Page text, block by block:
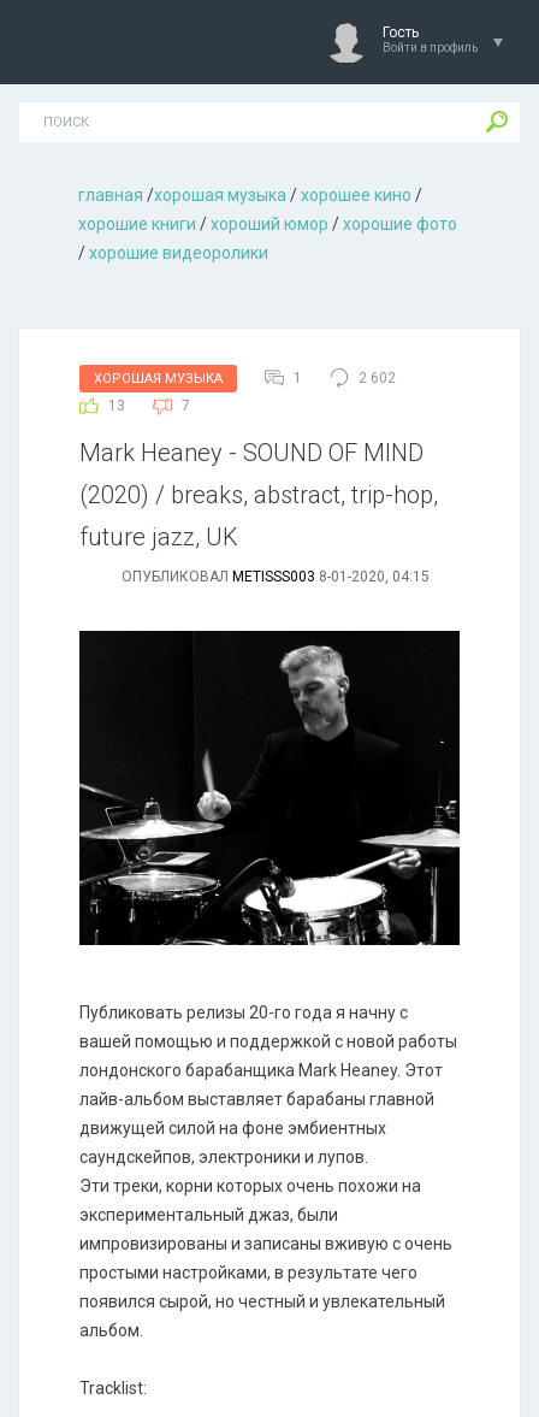
Гость
Войти в профиль
главная /хорошая музыкa /хорошее кино /
хорошие книги /хороший юмор /хорошие фото
/хорошие видеоролики
ХОРОШАЯ МУЗЫКА 1
2 602
13
7
Mark Heaney - SOUND OF MIND
(2020) / breaks, abstract, trip-hop,
future jazz, UK
ОПУБЛИКОВАЛ METISSS003 8-01-2020, 04:15
Публиковать релизы 20-го года я начну с
вашей помощью и поддержкой с новой работы
лондонского барабанщика Mark Heaney. Этот
лайв-альбом выставляет барабаны главной
движущей силой на фоне эмбиентных
саундскейпов, электроники и лупов.
Эти треки, корни которых очень похожи на
экспериментальный джаз, были
импровизированы и записаны вживую с очень
простыми настройками, в результате чего
появился сырой, но честный и увлекательный
альбом.
Tracklist: